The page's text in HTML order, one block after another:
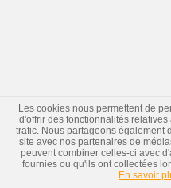
Les cookies nous permettent de
d'offrir des fonctionnalités
trafic. Nous partageons également
site avec nos partenaires de
peuvent combiner celles-ci avec
fournies ou qu'ils ont collectées
En savoir